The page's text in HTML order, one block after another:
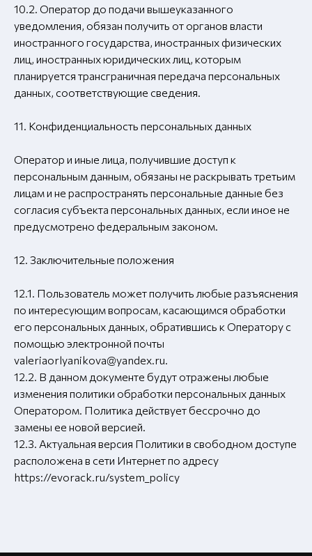
10.2. Оператор до подачи вышеуказанного
уведомления, обязан получить от органов власти
иностранного государства, иностранных физических
лиц, иностранных юридических лиц, которым
планируется трансграничная передача персональных
данных, соответствующие сведения.
11. Конфиденциальность персональных данных
Оператор и иные лица, получившие доступ к
персональным данным, обязаны не раскрывать третьим
лицам и не распространять персональные данные без
согласия субъекта персональных данных, если иное не
предусмотрено федеральным законом.
12. Заключительные положения
12.1. Пользователь может получить любые разъяснения
по интересующим вопросам, касающимся обработки
его персональных данных, обратившись к Оператору с
помощью электронной почты
valeriaorlyanikova@yandex.ru.
12.2. В данном документе будут отражены любые
изменения политики обработки персональных данных
Оператором. Политика действует бессрочно до
замены ее новой версией.
12.3. Актуальная версия Политики в свободном доступе
расположена в сети Интернет по адресу
https://evorack.ru/system_policy